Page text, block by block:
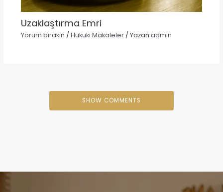
Uzaklaştırma Emri
Yorum bırakın / Hukuki Makaleler/ Yazan admin
SHOW COMMENTS